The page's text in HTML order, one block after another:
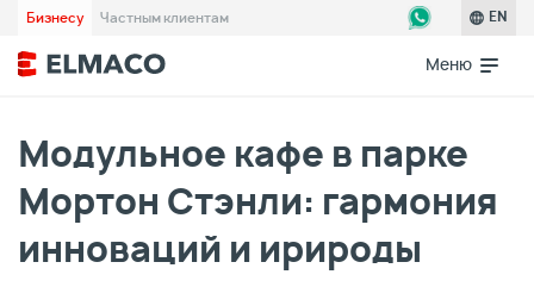
Бизнесу Частным клиентам EN
Меню
Модульное кафе в парке
Мортон Стэнли: гармония
инноваций и ирироды